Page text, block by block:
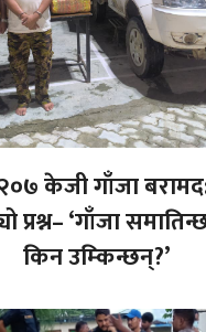
केजी गाँजा
प्रश्न– ‘गाँजा
किन उम्किन्छन्?’